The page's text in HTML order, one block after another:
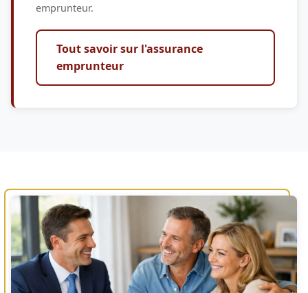
emprunteur.
Tout savoir sur l'assurance
emprunteur